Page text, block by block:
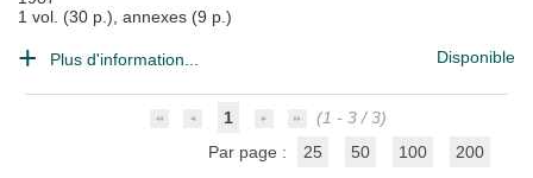
1 vol. (30 p.), annexes (9 p.)
Plus d'information... Disponible
1
(1 - 3 / 3)
Par page :
25 50 100 200